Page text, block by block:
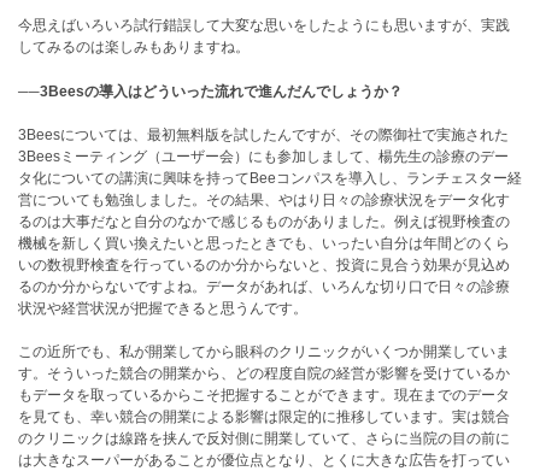
今思えばいろいろ試行錯誤して大変な思いをしたようにも思いますが、実践
してみるのは楽しみもありますね。
──3Beesの導入はどういった流れで進んだんでしょうか？
3Beesについては、最初無料版を試したんですが、その際御社で実施された
3Beesミーティング（ユーザー会）にも参加しまして、楊先生の診療のデー
タ化についての講演に興味を持ってBeeコンパスを導入し、ランチェスター経
営についても勉強しました。その結果、やはり日々の診療状況をデータ化す
るのは大事だなと自分のなかで感じるものがありました。例えば視野検査の
機械を新しく買い換えたいと思ったときでも、いったい自分は年間どのくら
いの数視野検査を行っているのか分からないと、投資に見合う効果が見込め
るのか分からないですよね。データがあれば、いろんな切り口で日々の診療
状況や経営状況が把握できると思うんです。
この近所でも、私が開業してから眼科のクリニックがいくつか開業していま
す。そういった競合の開業から、どの程度自院の経営が影響を受けているか
もデータを取っているからこそ把握することができます。現在までのデータ
を見ても、幸い競合の開業による影響は限定的に推移しています。実は競合
のクリニックは線路を挟んで反対側に開業していて、さらに当院の目の前に
は大きなスーパーがあることが優位点となり、とくに大きな広告を打ってい